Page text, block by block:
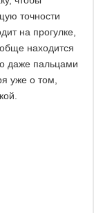
точности
на прогулке,
находится
даже пальцами
уже о том,